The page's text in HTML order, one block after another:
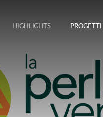
HIGHLIGHTS PROGETTI